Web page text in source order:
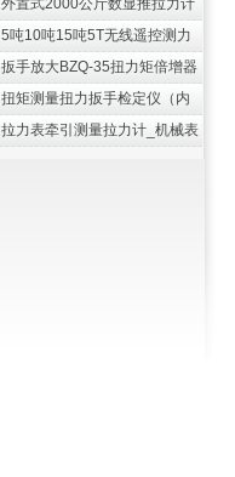
外置式2000公斤数显推拉力计
_数字拉力压力测试仪
5吨10吨15吨5T无线遥控测力
计_带遥控电子拉力计数显式
扳手放大BZQ-35扭力矩倍增器
_3500牛米扭力倍力器仪
扭矩测量扭力扳手检定仪（内
置打印） 扭矩检验仪器
拉力表牵引测量拉力计_机械表